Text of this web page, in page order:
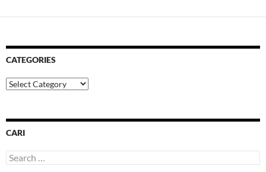
CATEGORIES
Categories
CARI
Search
for: